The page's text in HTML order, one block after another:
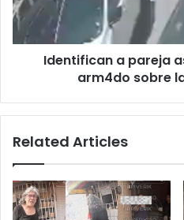
arm4do
sobre
la
GómezIdentifican a pareja
arm4do sobre
Related Articles